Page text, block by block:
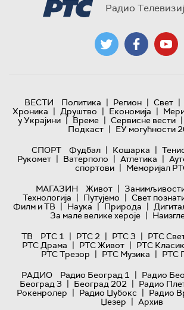
Радио
ВЕСТИ Политика | Регион | Свет |
Хроника | Друштво | Економија |
у Украјини | Време | Сервисне вести |
Подкаст | ЕУ могућности
СПОРТ
Фудбал | Кошарка |
Рукомет | Ватерполо | Атлетика |
спортови | Меморијал
МАГАЗИН
Живот |
Технологијa | Путујемо | Свет
Филм и ТВ | Наука | Природа |
За мале велике хероје |
ТВ
РТС 1 | РТС 2 | РТС 3 | РТС
РТС Драма | РТС Живот | РТС
РТС Трезор | РТС Музика | РТС
РАДИО
Радио Београд 1 | Радио
Београд 3 | Београд 202 | Радио
Рокенролер | Радио Џубокс | Радио
Џезер | Архив